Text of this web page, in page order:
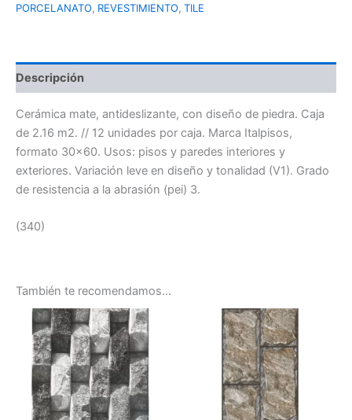
PORCELANATO, REVESTIMIENTO, TILE
Descripción
Cerámica mate, antideslizante, con diseño de piedra. Caja
de 2.16 m2. // 12 unidades por caja. Marca Italpisos,
formato 30×60. Usos: pisos y paredes interiores y
exteriores. Variación leve en diseño y tonalidad (V1). Grado
de resistencia a la abrasión (pei) 3.
(340)
También te recomendamos…